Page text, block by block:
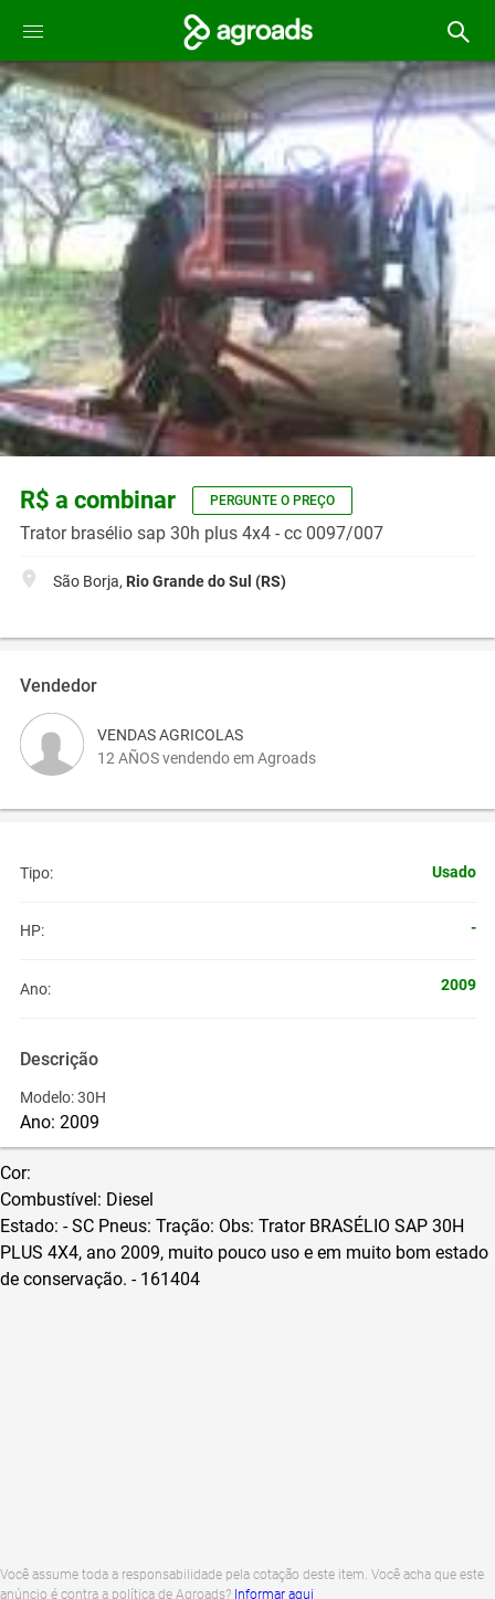
R$ a combinar PERGUNTE O PREÇO
Trator brasélio sap 30h plus 4x4 - cc 0097/007
São Borja, Rio Grande do Sul (RS)
Vendedor
VENDAS AGRICOLAS
12 AÑOS vendendo em Agroads
Tipo: Usado
HP: -
Ano: 2009
Descrição
Modelo: 30H
Ano: 2009
Cor:
Combustível: Diesel
Estado: - SC Pneus: Tração: Obs: Trator BRASÉLIO SAP 30H
PLUS 4X4, ano 2009, muito pouco uso e em muito bom estado
de conservação. - 161404
Você assume toda a responsabilidade pela cotação deste item. Você acha que este
anúncio é contra a política de Agroads? Informar aqui